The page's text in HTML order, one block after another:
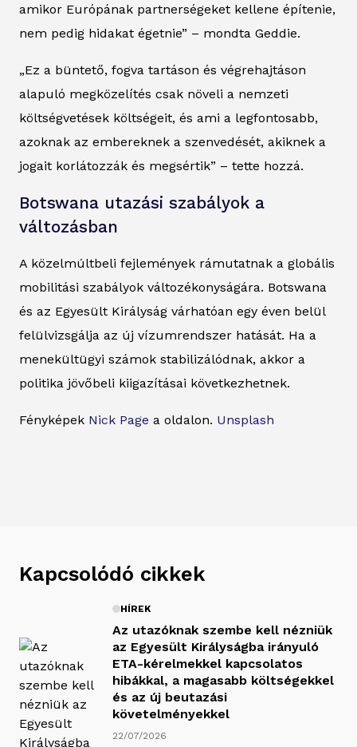
amikor Európának partnerségeket kellene építenie,
nem pedig hidakat égetnie” – mondta Geddie.
„Ez a büntető, fogva tartáson és végrehajtáson
alapuló megközelítés csak növeli a nemzeti
költségvetések költségeit, és ami a legfontosabb,
azoknak az embereknek a szenvedését, akiknek a
jogait korlátozzák és megsértik” – tette hozzá.
Botswana utazási szabályok a
változásban
A közelmúltbeli fejlemények rámutatnak a globális
mobilitási szabályok változékonyságára. Botswana
és az Egyesült Királyság várhatóan egy éven belül
felülvizsgálja az új vízumrendszer hatását. Ha a
menekültügyi számok stabilizálódnak, akkor a
politika jövőbeli kiigazításai következhetnek.
Fényképek Nick Page a oldalon. Unsplash
Kapcsolódó cikkek
HÍREK
Az utazóknak szembe kell nézniük
az Egyesült Királyságba irányuló
ETA-kérelmekkel kapcsolatos
hibákkal, a magasabb költségekkel
és az új beutazási
követelményekkel
22/07/2026